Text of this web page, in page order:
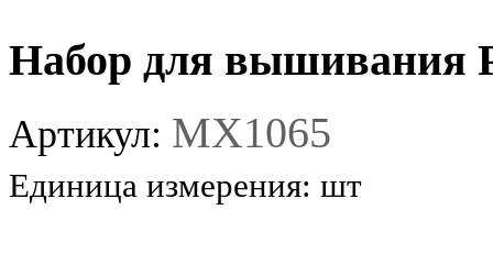
Набор для вышивания
Артикул: MX1065
Единица измерения: шт